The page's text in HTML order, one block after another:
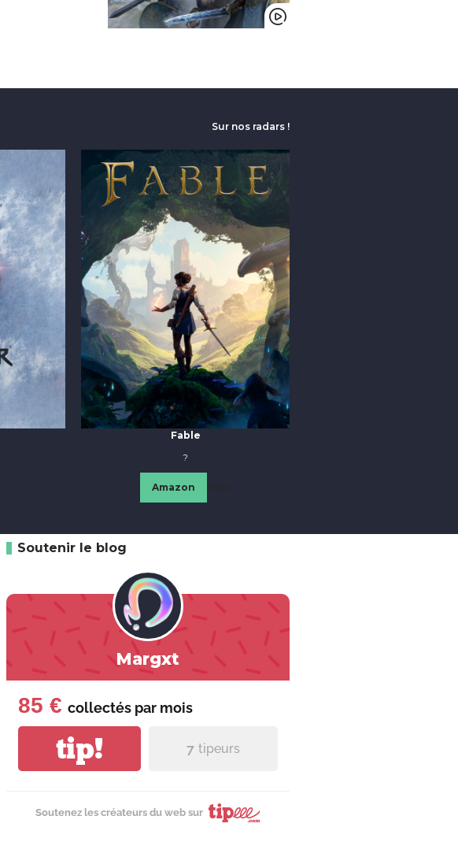
Sur nos radars !
Fable
?
Amazon
Soutenir le blog
Margxt
85 € collectés par mois
tip! 7 tipeurs
Soutenez les créateurs du web sur